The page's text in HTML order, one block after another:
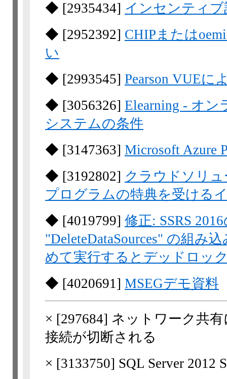
◆ [2935434] インセンティブ
◆ [2952392] CHIPまたは
い
◆ [2993545] Pearson VUEに
◆ [3056326] Elearning - オ
システムの条件
◆ [3147363] Microsoft Azure
◆ [3192802] クラウドソリ
プログラムの特典を受ける
◆ [4019799] 修正: SSRS
"DeleteDataSources" の組み
めて実行するとデッドロッ
◆ [4020691] MSEGデモ資料
× [297684] ネットワーク共
接続が切断される
× [3133750] SQL Server 2012